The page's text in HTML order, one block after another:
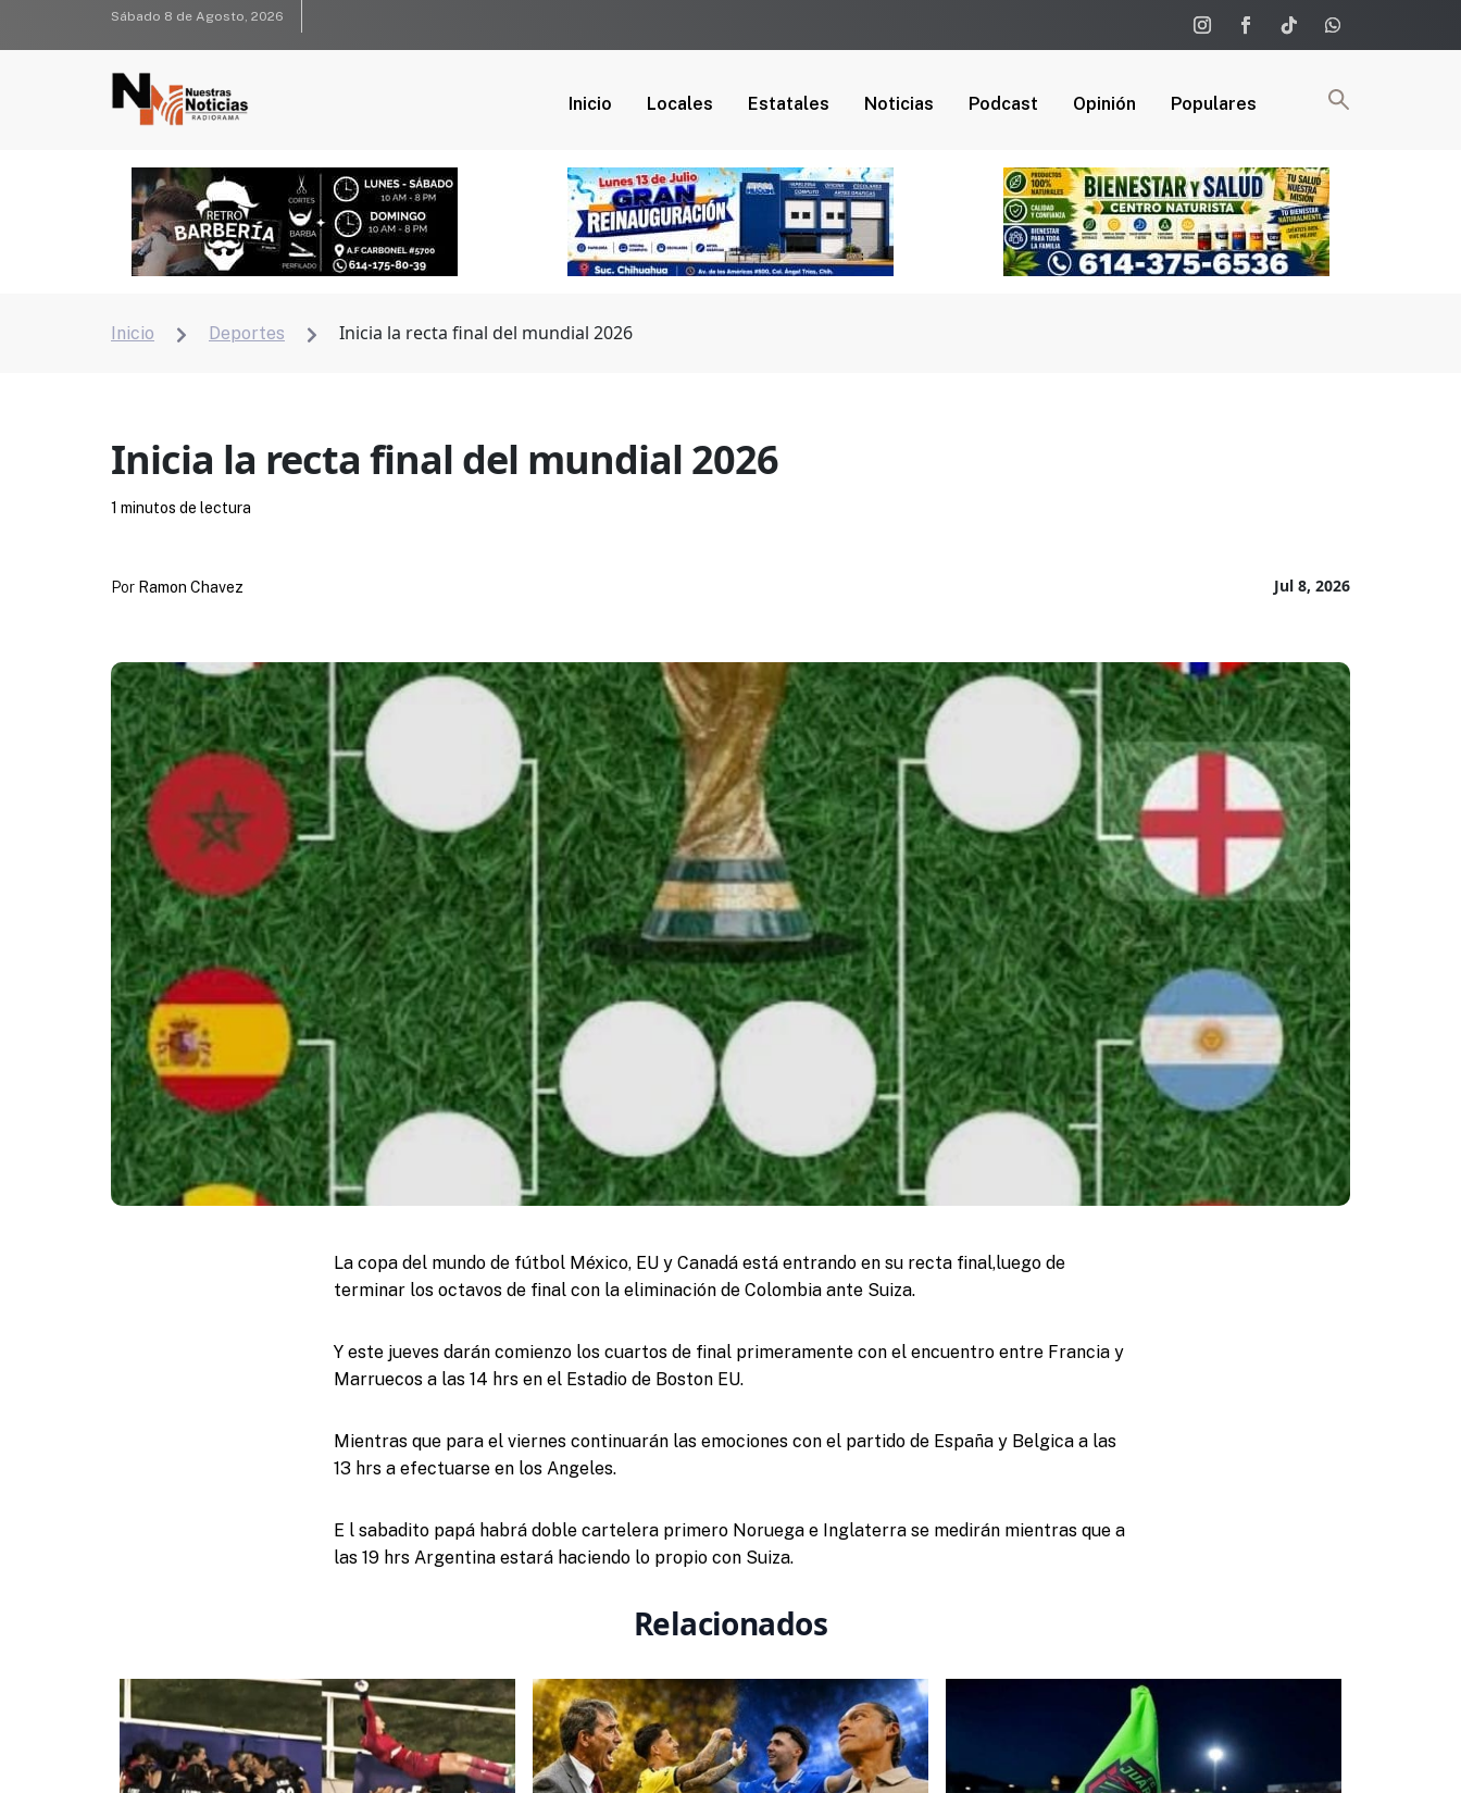
Sábado 8 de Agosto, 2026
Inicio Locales Estatales Noticias Podcast Opinión Populares
Inicio  Deportes  Inicia la recta final del mundial 2026
Inicia la recta final del mundial 2026
Jul 8, 2026
Por Ramon Chavez
1 minutos de lectura
La copa del mundo de fútbol México, EU y Canadá está entrando en su recta final,luego de
terminar los octavos de final con la eliminación de Colombia ante Suiza.
Y este jueves darán comienzo los cuartos de final primeramente con el encuentro entre Francia y
Marruecos a las 14 hrs en el Estadio de Boston EU.
Mientras que para el viernes continuarán las emociones con el partido de España y Belgica a las
13 hrs a efectuarse en los Angeles.
E l sabadito papá habrá doble cartelera primero Noruega e Inglaterra se medirán mientras que a
las 19 hrs Argentina estará haciendo lo propio con Suiza.
Relacionados